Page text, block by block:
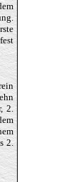
2.
2.